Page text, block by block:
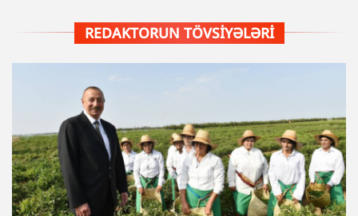
REDAKTORUN TÖVSIYƏLƏRI